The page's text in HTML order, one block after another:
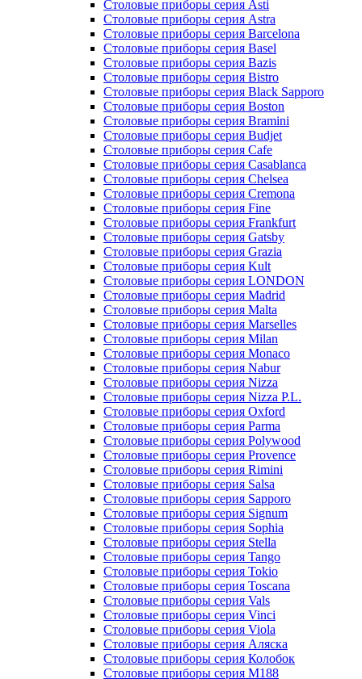
Столовые приборы серия Asti
Столовые приборы серия Astra
Столовые приборы серия Barcelona
Столовые приборы серия Basel
Столовые приборы серия Bazis
Столовые приборы серия Bistro
Столовые приборы серия Black Sapporo
Столовые приборы серия Boston
Столовые приборы серия Bramini
Столовые приборы серия Budjet
Столовые приборы серия Cafe
Столовые приборы серия Casablanca
Столовые приборы серия Chelsea
Столовые приборы серия Cremona
Столовые приборы серия Fine
Столовые приборы серия Frankfurt
Столовые приборы серия Gatsby
Столовые приборы серия Grazia
Столовые приборы серия Kult
Столовые приборы серия LONDON
Столовые приборы серия Madrid
Столовые приборы серия Malta
Столовые приборы серия Marselles
Столовые приборы серия Milan
Столовые приборы серия Monaco
Столовые приборы серия Nabur
Столовые приборы серия Nizza
Столовые приборы серия Nizza P.L.
Столовые приборы серия Oxford
Столовые приборы серия Parma
Столовые приборы серия Polywood
Столовые приборы серия Provence
Столовые приборы серия Rimini
Столовые приборы серия Salsa
Столовые приборы серия Sapporo
Столовые приборы серия Signum
Столовые приборы серия Sophia
Столовые приборы серия Stella
Столовые приборы серия Tango
Столовые приборы серия Tokio
Столовые приборы серия Toscana
Столовые приборы серия Vals
Столовые приборы серия Vinci
Столовые приборы серия Viola
Столовые приборы серия Аляска
Столовые приборы серия Колобок
Столовые приборы серия М188